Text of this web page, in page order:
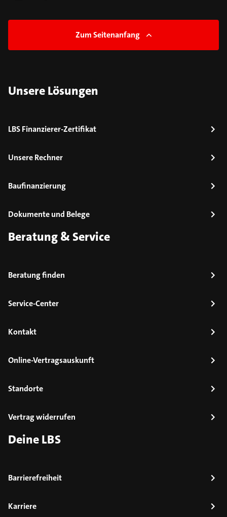
Zum Seitenanfang
Unsere Lösungen
LBS Finanzierer-Zertifikat
Unsere Rechner
Baufinanzierung
Dokumente und Belege
Beratung & Service
Beratung finden
Service-Center
Kontakt
Online-Vertragsauskunft
Standorte
Vertrag widerrufen
Deine LBS
Barrierefreiheit
Karriere